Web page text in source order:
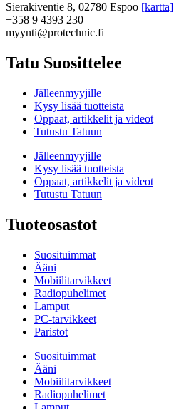
Sierakiventie 8, 02780 Espoo [kartta]
+358 9 4393 230
myynti@protechnic.fi
Tatu Suosittelee
Jälleenmyyjille
Kysy lisää tuotteista
Oppaat, artikkelit ja videot
Tutustu Tatuun
Jälleenmyyjille
Kysy lisää tuotteista
Oppaat, artikkelit ja videot
Tutustu Tatuun
Tuoteosastot
Suosituimmat
Ääni
Mobiilitarvikkeet
Radiopuhelimet
Lamput
PC-tarvikkeet
Paristot
Suosituimmat
Ääni
Mobiilitarvikkeet
Radiopuhelimet